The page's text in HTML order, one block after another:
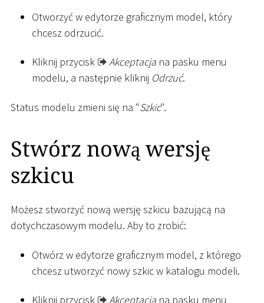
Otworzyć w edytorze graficznym model, który
chcesz odrzucić.
Kliknij przycisk Akceptacja na pasku menu
modelu, a następnie kliknij Odrzuć.
Status modelu zmieni się na "Szkic".
Stwórz nową wersję
szkicu
Możesz stworzyć nową wersję szkicu bazującą na
dotychczasowym modelu. Aby to zrobić:
Otwórz w edytorze graficznym model, z którego
chcesz utworzyć nowy szkic w katalogu modeli.
Kliknij przycisk Akceptacja na pasku menu